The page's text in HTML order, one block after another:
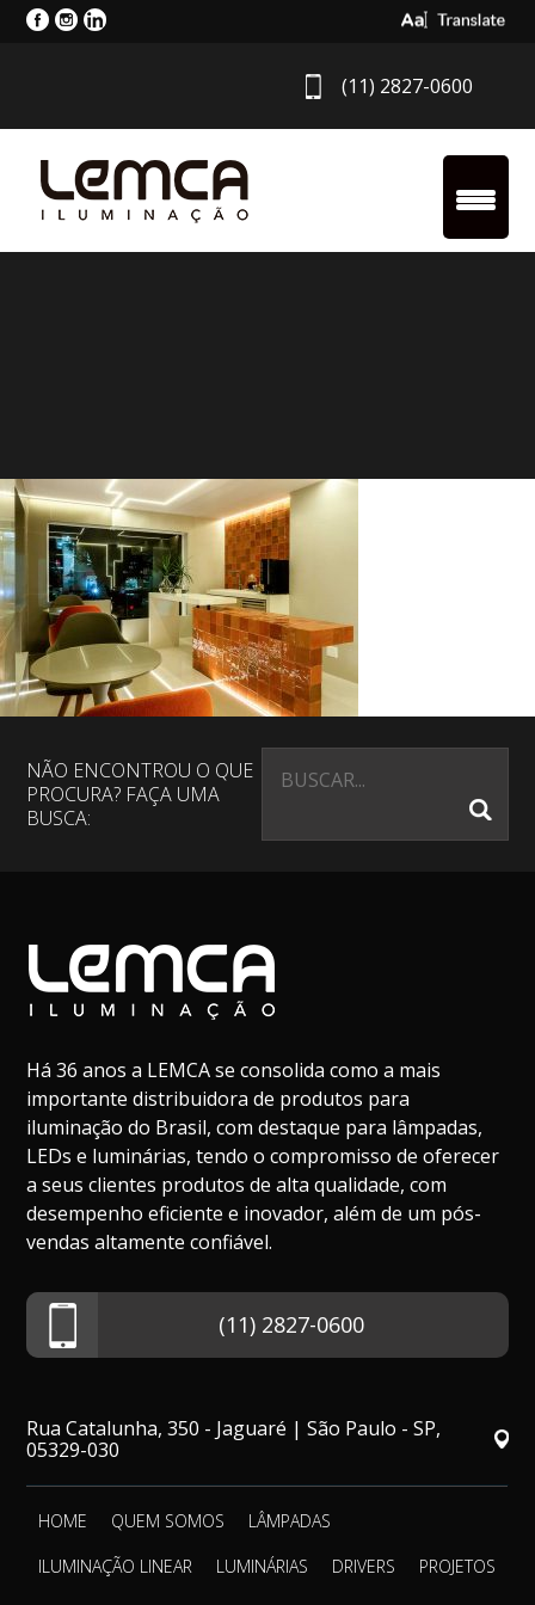
Select
(11) 2827-0600
NÃO ENCONTROU O QUE
PROCURA? FAÇA UMA
BUSCA:
Há 36 anos a LEMCA se consolida como a mais
importante distribuidora de produtos para
iluminação do Brasil, com destaque para lâmpadas,
LEDs e luminárias, tendo o compromisso de oferecer
a seus clientes produtos de alta qualidade, com
desempenho eficiente e inovador, além de um pós-
vendas altamente confiável.
(11) 2827-0600
Rua Catalunha, 350 - Jaguaré | São Paulo - SP,
05329-030
HOME QUEM SOMOS
LÂMPADAS
ILUMINAÇÃO LINEAR
LUMINÁRIAS DRIVERS
PROJETOS